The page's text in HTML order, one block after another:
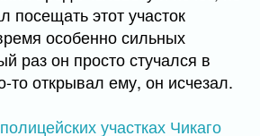
посещать этот участок
особенно сильных
раз он просто стучался в
то открывал ему, он исчезал.